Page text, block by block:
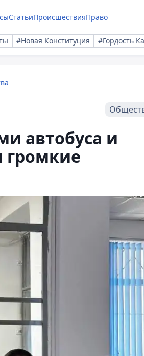
СтатьиПроисшествияПраво
#Новая Конституция #Гордость
автобуса и
громкие